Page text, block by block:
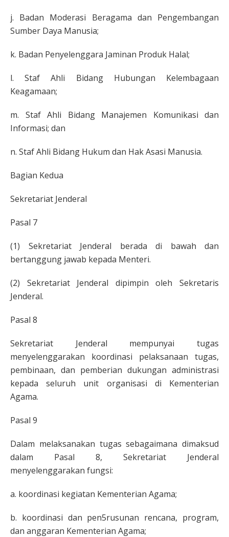
j. Badan Moderasi Beragama dan Pengembangan
Sumber Daya Manusia;
k. Badan Penyelenggara Jaminan Produk Halal;
l. Staf Ahli Bidang Hubungan Kelembagaan
Keagamaan;
m. Staf Ahli Bidang Manajemen Komunikasi dan
Informasi; dan
n. Staf Ahli Bidang Hukum dan Hak Asasi Manusia.
Bagian Kedua
Sekretariat Jenderal
Pasal 7
(1) Sekretariat Jenderal berada di bawah dan
bertanggung jawab kepada Menteri.
(2) Sekretariat Jenderal dipimpin oleh Sekretaris
Jenderal.
Pasal 8
Sekretariat Jenderal mempunyai tugas
menyelenggarakan koordinasi pelaksanaan tugas,
pembinaan, dan pemberian dukungan administrasi
kepada seluruh unit organisasi di Kementerian
Agama.
Pasal 9
Dalam melaksanakan tugas sebagaimana dimaksud
dalam Pasal 8, Sekretariat Jenderal
menyelenggarakan fungsi:
a. koordinasi kegiatan Kementerian Agama;
b. koordinasi dan pen5rusunan rencana, program,
dan anggaran Kementerian Agama;